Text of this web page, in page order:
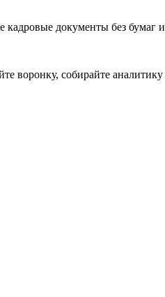
кадровые документы без бумаг
воронку, собирайте